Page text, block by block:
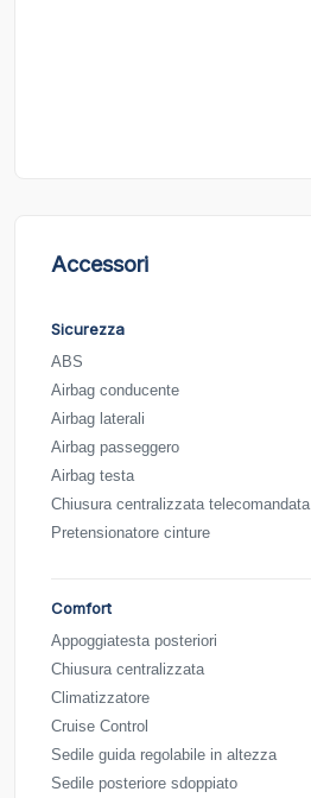
Accessori
Sicurezza
ABS
Airbag conducente
Airbag laterali
Airbag passeggero
Airbag testa
Chiusura centralizzata telecomandata
Pretensionatore cinture
Comfort
Appoggiatesta posteriori
Chiusura centralizzata
Climatizzatore
Cruise Control
Sedile guida regolabile in altezza
Sedile posteriore sdoppiato